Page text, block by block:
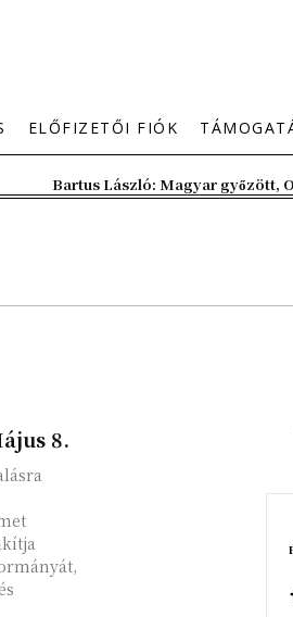
ELŐFIZETŐI FIÓK
Bartus László: Magyar győzött,
8.